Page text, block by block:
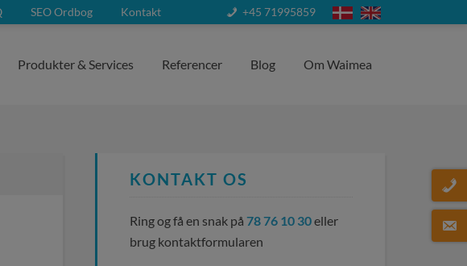
SEO Ordbog Kontakt +45 71995859
Produkter & Services Referencer Blog Om Waimea
KONTAKT OS
Ring og få en snak på 78 76 10 30eller
brug kontaktformularen